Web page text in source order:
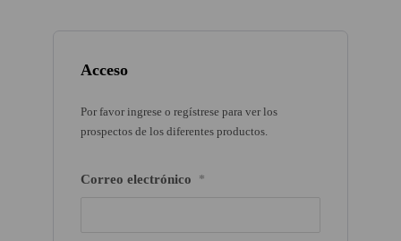
Acceso
Por favor ingrese o regístrese para ver los
prospectos de los diferentes productos.
Correo electrónico *